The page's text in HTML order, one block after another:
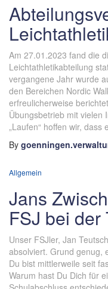
Am 27.01.2023 fand die
Leichtathletikabteilung
vergangene Jahr wurde
den Bereichen Nordic
erfreulicherweise
Übungsbetrieb mit vielen
„Laufen“ hoffen wir, dass
By
Allgemein
Jans
FSJ bei der
Unser FSJler, Jan
absolviert. Grund genug,
Du bist mittlerweile seit
Warum hast Du Dich für